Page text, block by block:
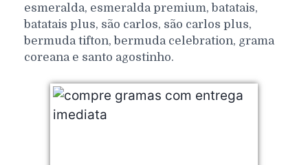
esmeralda, esmeralda premium, batatais,
batatais plus, são carlos, são carlos plus,
bermuda tifton, bermuda celebration, grama
coreana e santo agostinho.